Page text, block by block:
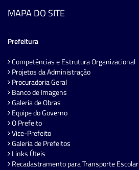
MAPA DO SITE
Prefeitura
Competências e Estrutura Organizacional
Projetos da Administração
Procuradoria Geral
Banco de Imagens
Galeria de Obras
Equipe do Governo
O Prefeito
Vice-Prefeito
Galeria de Prefeitos
Links Úteis
Recadastramento para Transporte Escolar